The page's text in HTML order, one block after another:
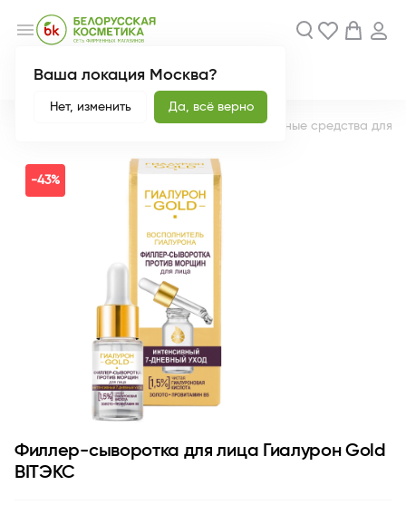
Ваша локация Москва?
Нет, изменить Да, всё верно
menu
Новинки Акции
Уход за лицом Интенсивные средства для
-43%
Филлер-сыворотка для лица Гиалурон Gold
BITЭКС